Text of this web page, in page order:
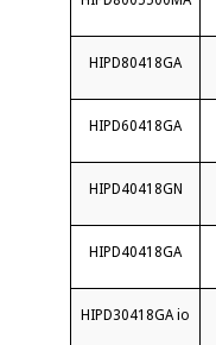
HIPD80418GA
HIPD60418GA
HIPD40418GN
HIPD40418GA
HIPD30418GA io